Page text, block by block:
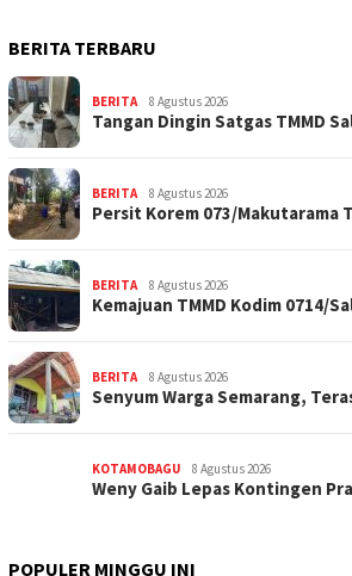
BERITA TERBARU
BERITA 8 Agustus 2026
Tangan Dingin Satgas TMMD
BERITA 8 Agustus 2026
Persit Korem 073/Makutarama
BERITA 8 Agustus 2026
Kemajuan TMMD Kodim 0714/
BERITA 8 Agustus 2026
Senyum Warga Semarang,
KOTAMOBAGU 8 Agustus 2026
Weny Gaib Lepas Kontingen
POPULER MINGGU INI